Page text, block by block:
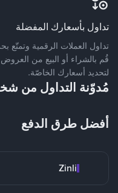
تداول بأسعارك المفضلة
تداول العملات الرقمية وتمتّع
قُم بالشراء أو البيع من
لتحديد أسعارك الخاصّة.
مُدوّنة التداول
أفضل طرق الدفع
Zinli